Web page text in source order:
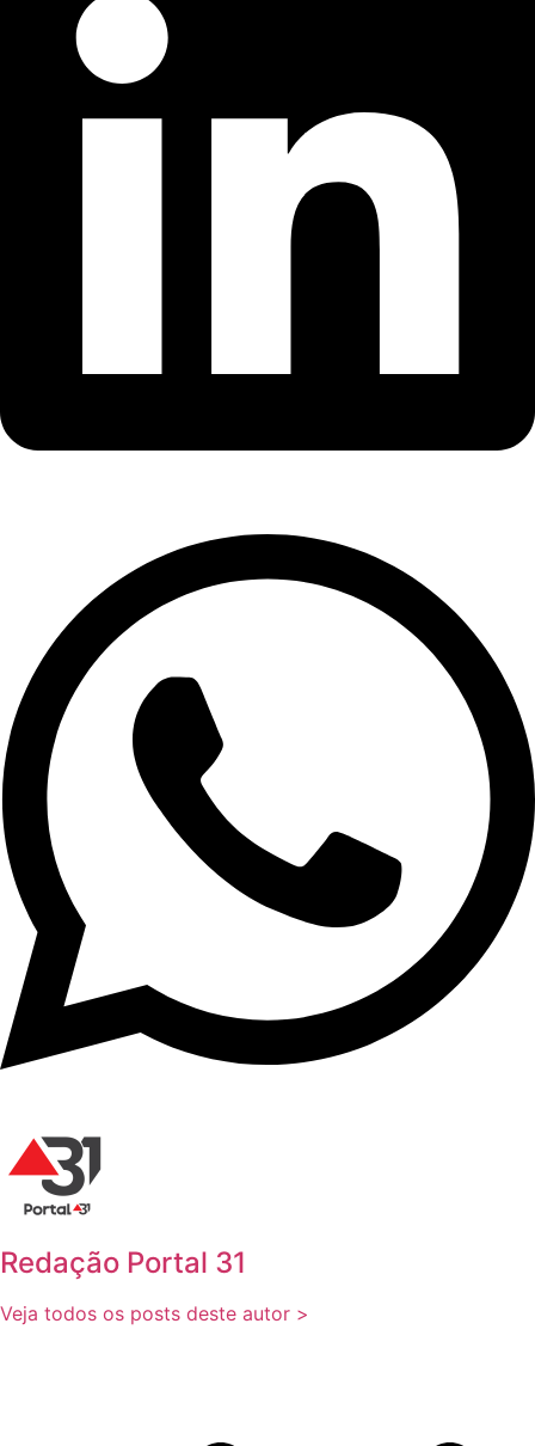
Redação Portal 31
Veja todos os posts deste autor >